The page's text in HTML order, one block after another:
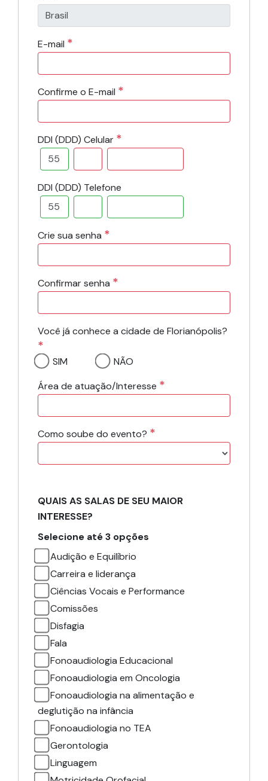
E-mail *
Confirme o E-mail *
DDI (DDD) Celular *
DDI (DDD) Telefone
Crie sua senha *
Confirmar senha *
Você já conhece a cidade de Florianópolis?
*
SIM
NÃO
Área de atuação/Interesse *
Como soube do evento? *
QUAIS AS SALAS DE SEU MAIOR
INTERESSE?
Selecione até 3 opções
Audição e Equilíbrio
Carreira e liderança
Ciências Vocais e Performance
Comissões
Disfagia
Fala
Fonoaudiologia Educacional
Fonoaudiologia em Oncologia
Fonoaudiologia na alimentação e
deglutição na infância
Fonoaudiologia no TEA
Gerontologia
Linguagem